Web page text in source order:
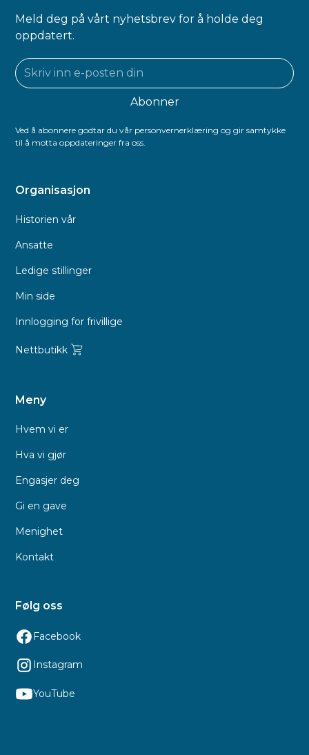
Meld deg på vårt nyhetsbrev for å holde deg
oppdatert.
Ved å abonnere godtar du vår personvernerklæring og gir samtykke
til å motta oppdateringer fra oss.
Organisasjon
Historien vår
Ansatte
Ledige stillinger
Min side
Innlogging for frivillige
Nettbutikk
Meny
Hvem vi er
Hva vi gjør
Engasjer deg
Gi en gave
Menighet
Kontakt
Følg oss
Facebook
Instagram
YouTube